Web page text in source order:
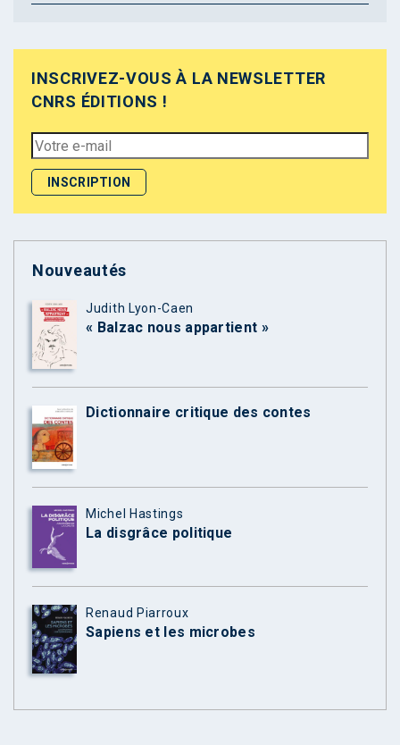
INSCRIVEZ-VOUS À LA NEWSLETTER
CNRS ÉDITIONS !
Nouveautés
Judith Lyon-Caen
« Balzac nous appartient »
Dictionnaire critique des contes
Michel Hastings
La disgrâce politique
Renaud Piarroux
Sapiens et les microbes